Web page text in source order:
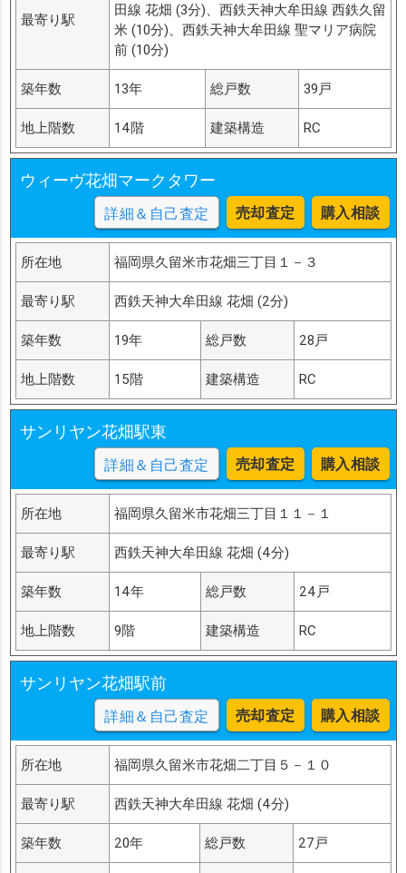
最寄り駅
田線 花畑 (3分)、西鉄天神大牟田線 西鉄久留
米 (10分)、西鉄天神大牟田線 聖マリア病院
前 (10分)
築年数 13年 総戸数 39戸
地上階数 14階 建築構造 RC
ウィーヴ花畑マークタワー
詳細＆自己査定 売却査定 購入相談
所在地 福岡県久留米市花畑三丁目１－３
最寄り駅 西鉄天神大牟田線 花畑 (2分)
築年数 19年 総戸数 28戸
地上階数 15階 建築構造 RC
サンリヤン花畑駅東
詳細＆自己査定 売却査定 購入相談
所在地 福岡県久留米市花畑三丁目１１－１
最寄り駅 西鉄天神大牟田線 花畑 (4分)
築年数 14年 総戸数 24戸
地上階数 9階 建築構造 RC
サンリヤン花畑駅前
詳細＆自己査定 売却査定 購入相談
所在地 福岡県久留米市花畑二丁目５－１０
最寄り駅 西鉄天神大牟田線 花畑 (4分)
築年数 20年 総戸数 27戸